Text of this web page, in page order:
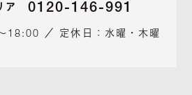
ア 0120-146-991
18:00 ／ 定休日：水曜・木曜